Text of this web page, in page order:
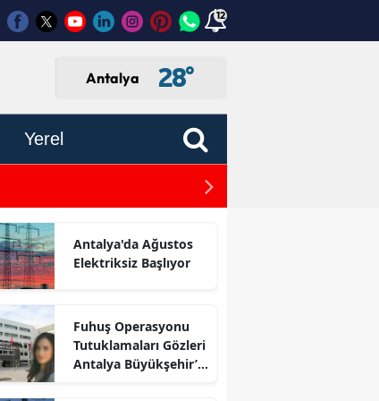
12
Antalya 28°
Yerel
Antalya’dan
Antalya'da Ağustos
Elektriksiz Başlıyor
Fuhuş Operasyonu
Tutuklamaları Gözleri
Antalya Büyükşehir’e